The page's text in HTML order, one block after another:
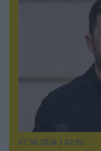
07.08.2026 | 02:02